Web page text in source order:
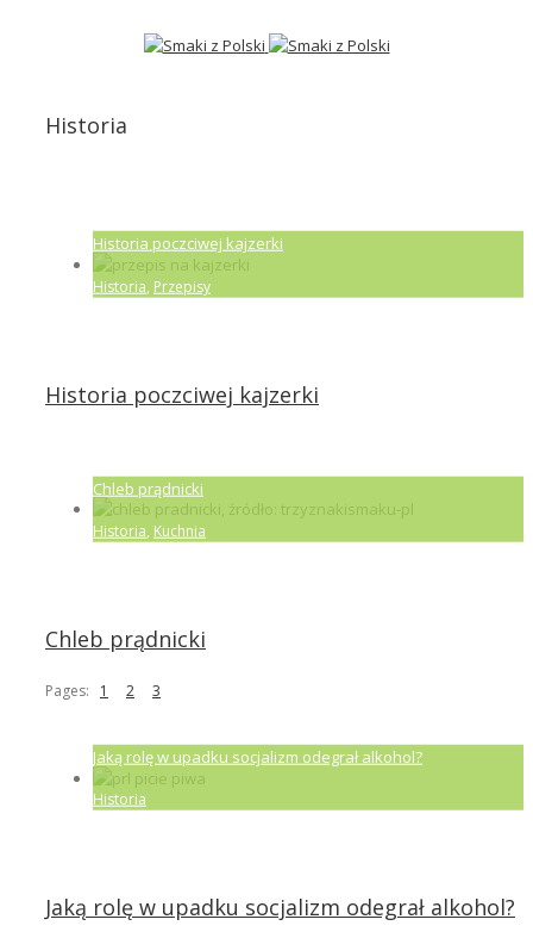
Historia
Historia poczciwej kajzerki
Historia Przepisy
Historia poczciwej kajzerki
Chleb prądnicki
Historia, Kuchnia
Chleb prądnicki
Pages: 1 2 3
Jaką rolę w upadku socjalizm odegrał alkohol?
Historia
Jaką rolę w upadku socjalizm odegrał alkohol?